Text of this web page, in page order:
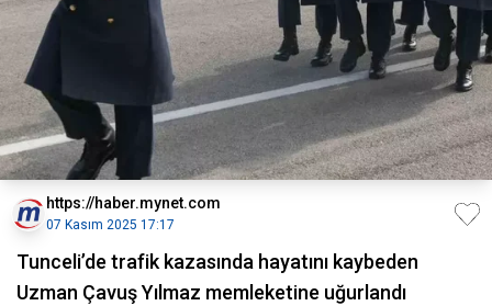
https://haber.mynet.com
07 Kasım 2025 17:17
Tunceli’de trafik kazasında hayatını kaybeden
Uzman Çavuş Yılmaz memleketine uğurlandı